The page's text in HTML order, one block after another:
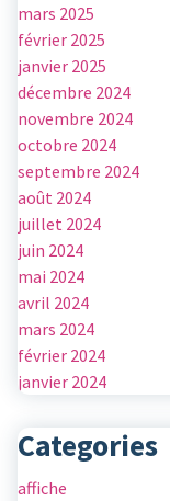
mars 2025
février 2025
janvier 2025
décembre 2024
novembre 2024
octobre 2024
septembre 2024
août 2024
juillet 2024
juin 2024
mai 2024
avril 2024
mars 2024
février 2024
janvier 2024
Categories
affiche